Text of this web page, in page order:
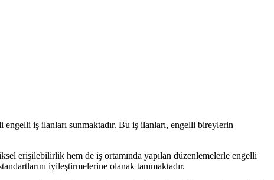
iş ilanları sunmaktadır. Bu iş ilanları, engelli bireylerin
erişilebilirlik hem de iş ortamında yapılan düzenlemelerle engelli
iyileştirmelerine olanak tanımaktadır.